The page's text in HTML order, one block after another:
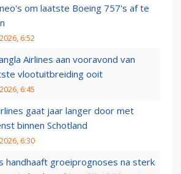
om laatste Boeing 757's af te
6:52
Airlines aan vooravond van
vlootuitbreiding ooit
6:45
gaat jaar langer door met
binnen Schotland
6:30
handhaaft groeiprognoses na sterk